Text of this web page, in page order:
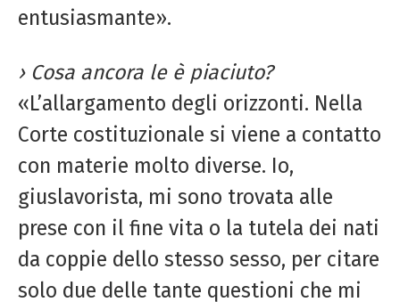
entusiasmante».
› Cosa ancora le è piaciuto?
«L’allargamento degli orizzonti. Nella
Corte costituzionale si viene a contatto
con materie molto diverse. Io,
giuslavorista, mi sono trovata alle
prese con il fine vita o la tutela dei nati
da coppie dello stesso sesso, per citare
solo due delle tante questioni che mi